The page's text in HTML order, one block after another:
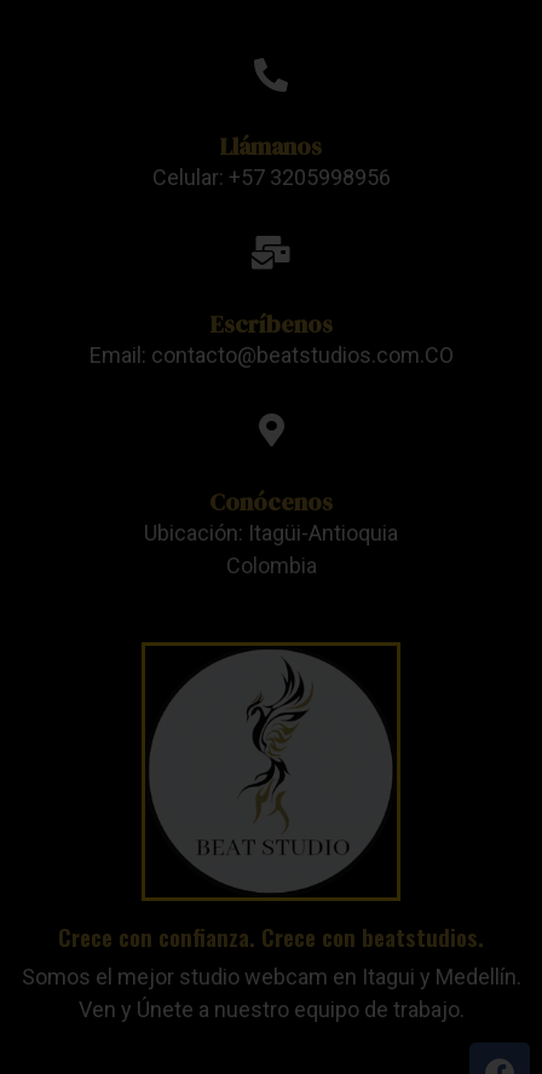
Llámanos
Celular: +57 3205998956
Escríbenos
Email: contacto@beatstudios.com.CO
Conócenos
Ubicación: Itagüi-Antioquia
Colombia
Crece con confianza. Crece con beatstudios.
Somos el mejor studio webcam en Itagui y Medellín.
Ven y Únete a nuestro equipo de trabajo.